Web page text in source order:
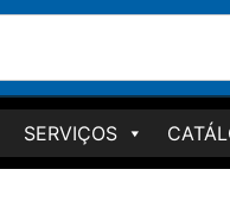
SERVIÇOS